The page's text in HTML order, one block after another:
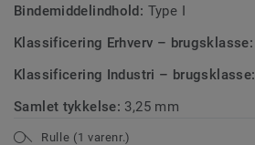
Bindemiddelindhold: Type I
Klassificering Erhverv – brugsklasse:
Klassificering Industri – brugsklasse:
Samlet tykkelse: 3,25 mm
Rulle (1 varenr.)